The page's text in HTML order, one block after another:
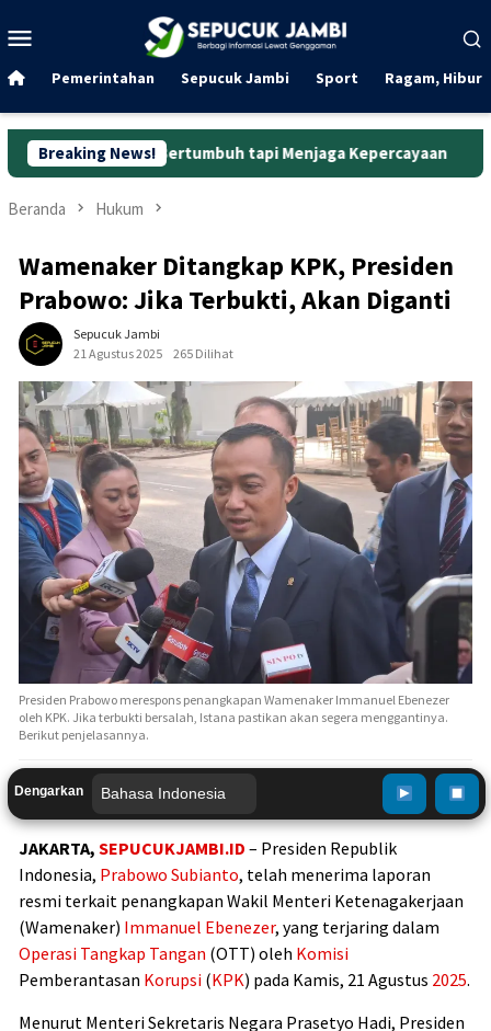
ke
Mobile
Pemerintahan Sepucuk Jambi Sport Ragam,
Breaking News!
Bertumbuh tapi Menjaga Kepercayaan Curanmor di
Beranda Hukum
Wamenaker Ditangkap KPK, Presiden
Prabowo: Jika Terbukti, Akan Diganti
Sepucuk Jambi
21 Agustus 2025
265 Dilihat
Presiden Prabowo merespons penangkapan Wamenaker Immanuel Ebenezer
oleh KPK. Jika terbukti bersalah, Istana pastikan akan segera menggantinya.
Berikut penjelasannya.
Dengarkan
JAKARTA, SEPUCUKJAMBI.ID – Presiden Republik
Indonesia, Prabowo Subianto, telah menerima laporan
resmi terkait penangkapan Wakil Menteri Ketenagakerjaan
(Wamenaker) Immanuel Ebenezer, yang terjaring dalam
Operasi Tangkap Tangan (OTT) oleh Komisi
Pemberantasan Korupsi (KPK) pada Kamis, 21 Agustus 2025.
Menurut Menteri Sekretaris Negara Prasetyo Hadi, Presiden